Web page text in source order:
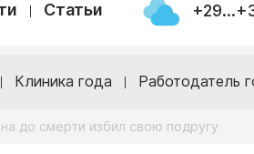
Статьи
Клиника года Работодатель
до смерти избил свою подругу